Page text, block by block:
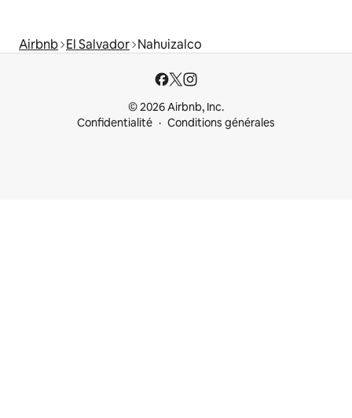
Airbnb El Salvador Nahuizalco
© 2026 Airbnb, Inc.
Confidentialité
Conditions générales